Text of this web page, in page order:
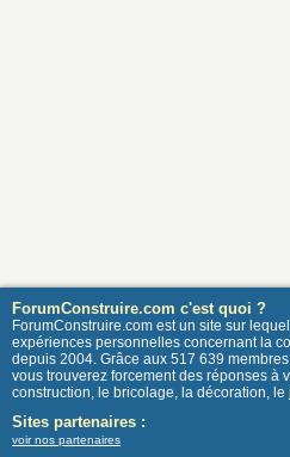
ForumConstruire.com c'est quoi ?
ForumConstruire.com est un site sur
expériences personnelles concernant la
depuis 2004. Grâce aux 517 639
vous trouverez forcement des réponses à
construction, le bricolage, la décoration, le
Sites partenaires :
voir nos partenaires